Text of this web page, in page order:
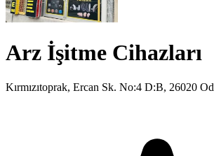
Arz İşitme Cihazları
Kırmızıtoprak, Ercan Sk. No:4 D:B, 26020